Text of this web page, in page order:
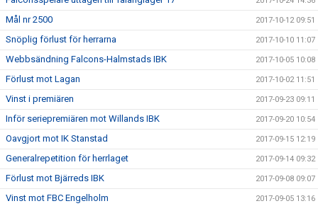
Mål nr 2500 2017-10-12 09:51
Snöplig förlust för herrarna 2017-10-10 11:07
Webbsändning Falcons-Halmstads IBK 2017-10-05 10:08
Förlust mot Lagan 2017-10-02 11:51
Vinst i premiären 2017-09-23 09:11
Inför seriepremiären mot Willands IBK 2017-09-20 10:54
Oavgjort mot IK Stanstad 2017-09-15 12:19
Generalrepetition för herrlaget 2017-09-14 09:32
Förlust mot Bjärreds IBK 2017-09-08 09:07
Vinst mot FBC Engelholm 2017-09-05 13:16